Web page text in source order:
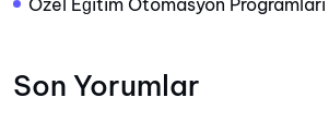
Özel Eğitim Otomasyon Programları
Son Yorumlar